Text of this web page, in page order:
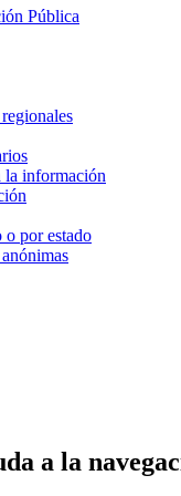
Pública
la información
por estado
a la